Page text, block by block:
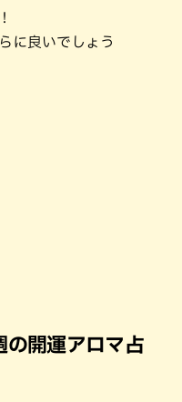
に良いでしょう
の開運アロマ占